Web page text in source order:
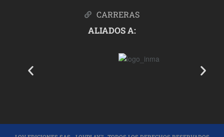
CARRERAS
ALIADOS A: